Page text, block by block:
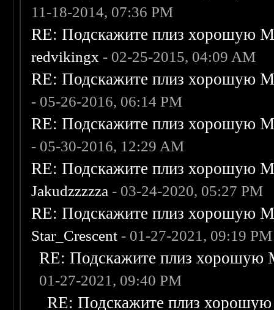
11-18-2014, 07:36 PM
RE: Подскажите плиз хорошую
redvikingx - 02-25-2015, 04:09 AM
RE: Подскажите плиз хорошую
- 05-26-2016, 06:14 PM
RE: Подскажите плиз хорошую
- 05-30-2016, 12:29 AM
RE: Подскажите плиз хорошую
Jakudzzzzza - 03-24-2020, 05:27 PM
RE: Подскажите плиз хорошую
Star_Crescent - 01-27-2021, 09:19 PM
RE: Подскажите плиз хорошую
01-27-2021, 09:40 PM
RE: Подскажите плиз